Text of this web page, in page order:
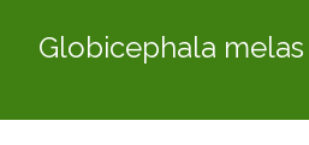
Globicephala melas